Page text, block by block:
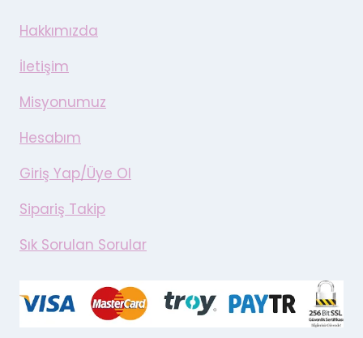
Hakkımızda
İletişim
Misyonumuz
Hesabım
Giriş Yap/Üye Ol
Sipariş Takip
Sık Sorulan Sorular